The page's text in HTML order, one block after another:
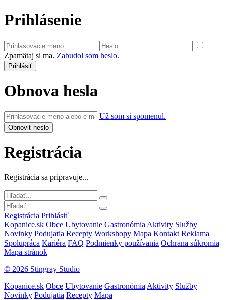
Prihlásenie
Zpamätaj si ma. Zabudol som heslo.
Obnova hesla
Už som si spomenul.
Registrácia
Registrácia sa pripravuje...
Registrácia Prihlásiť
Kopanice.sk Obce Ubytovanie Gastronómia Aktivity Služby
Novinky Podujatia Recepty Workshopy Mapa Kontakt Reklama
Spolupráca Kariéra FAQ Podmienky používania Ochrana súkromia
Mapa stránok
© 2026 Stingray Studio
Kopanice.sk Obce Ubytovanie Gastronómia Aktivity Služby
Novinky Podujatia Recepty Mapa